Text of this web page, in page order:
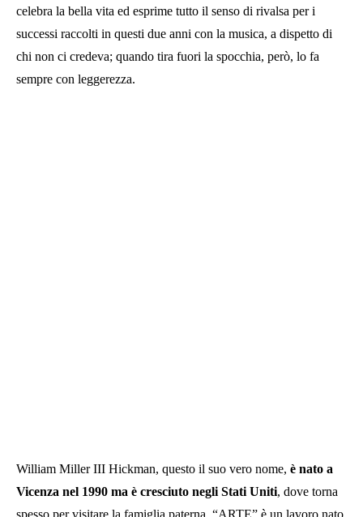
celebra la bella vita ed esprime tutto il senso di rivalsa per i
successi raccolti in questi due anni con la musica, a dispetto di
chi non ci credeva; quando tira fuori la spocchia, però, lo fa
sempre con leggerezza.
William Miller III Hickman, questo il suo vero nome, è nato a
Vicenza nel 1990 ma è cresciuto negli Stati Uniti, dove torna
spesso per visitare la famiglia paterna. “ARTE” è un lavoro nato